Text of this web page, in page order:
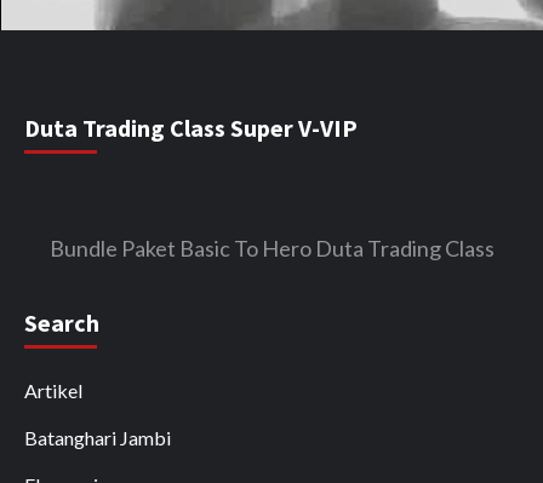
Duta Trading Class Super V-VIP
Bundle Paket Basic To Hero Duta Trading Class
Search
Artikel
Batanghari Jambi